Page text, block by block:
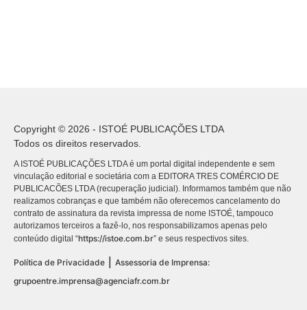
Copyright © 2026 - ISTOÉ PUBLICAÇÕES LTDA
Todos os direitos reservados.
A ISTOÉ PUBLICAÇÕES LTDA é um portal digital independente e sem
vinculação editorial e societária com a EDITORA TRES COMÉRCIO DE
PUBLICACÕES LTDA (recuperação judicial). Informamos também que não
realizamos cobranças e que também não oferecemos cancelamento do
contrato de assinatura da revista impressa de nome ISTOÉ, tampouco
autorizamos terceiros a fazê-lo, nos responsabilizamos apenas pelo
conteúdo digital “https://istoe.com.br” e seus respectivos sites.
Política de Privacidade
Assessoria de Imprensa:
grupoentre.imprensa@agenciafr.com.br